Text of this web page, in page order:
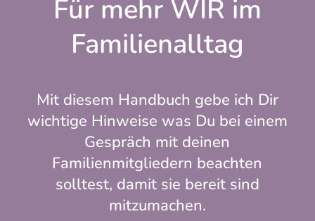
Für mehr WIR im
Familienalltag
Mit diesem Handbuch gebe ich Dir
wichtige Hinweise was Du bei einem
Gespräch mit deinen
Familienmitgliedern beachten
solltest, damit sie bereit sind
mitzumachen.